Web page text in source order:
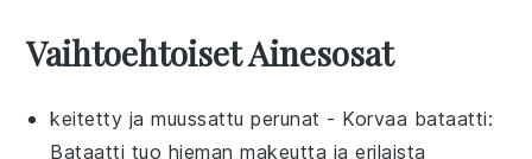
Vaihtoehtoiset Ainesosat
keitetty ja muussattu perunat - Korvaa bataatti:
Bataatti tuo hieman makeutta ja erilaista